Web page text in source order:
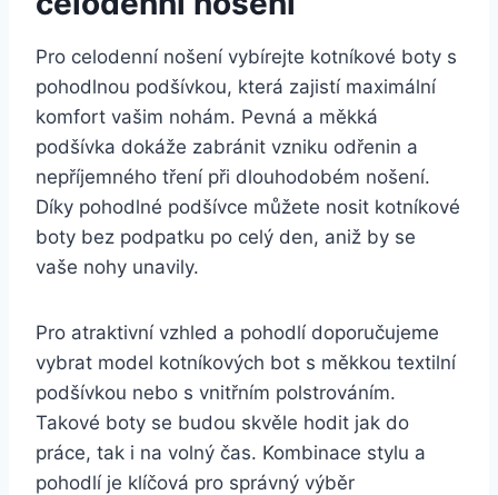
Pro celodenní nošení vybírejte ⁢kotníkové ⁣boty s
pohodlnou podšívkou, která zajistí maximální
komfort vašim nohám. Pevná a měkká
podšívka dokáže zabránit vzniku odřenin⁢ a‍
nepříjemného tření‍ při dlouhodobém ⁣nošení.
Díky pohodlné podšívce můžete nosit kotníkové
boty bez⁤ podpatku​ po celý den, aniž by se
vaše‌ nohy unavily.
Pro‍ atraktivní vzhled a pohodlí doporučujeme
vybrat⁣ model kotníkových bot s měkkou textilní‍
podšívkou nebo s vnitřním polstrováním. ​
Takové boty se budou​ skvěle hodit jak do
práce, tak i na volný čas. Kombinace stylu⁢ a
pohodlí je ​klíčová pro správný výběr